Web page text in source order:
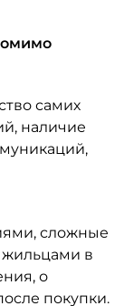
самих
наличие
сложные
жильцами в
о
покупки.